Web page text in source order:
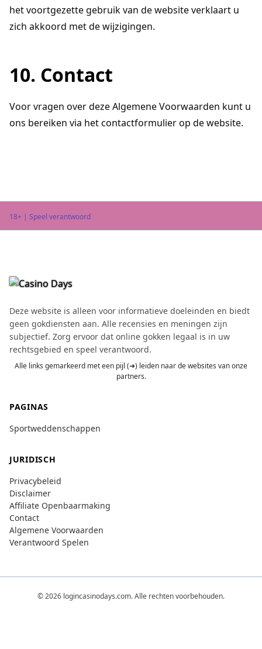
het voortgezette gebruik van de website verklaart u
zich akkoord met de wijzigingen.
10. Contact
Voor vragen over deze Algemene Voorwaarden kunt u
ons bereiken via het contactformulier op de website.
18+ | Speel verantwoord
Deze website is alleen voor informatieve doeleinden en biedt
geen gokdiensten aan. Alle recensies en meningen zijn
subjectief. Zorg ervoor dat online gokken legaal is in uw
rechtsgebied en speel verantwoord.
Alle links gemarkeerd met een pijl (➜) leiden naar de websites van onze
partners.
PAGINAS
Sportweddenschappen
JURIDISCH
Privacybeleid
Disclaimer
Affiliate Openbaarmaking
Contact
Algemene Voorwaarden
Verantwoord Spelen
© 2026 logincasinodays.com. Alle rechten voorbehouden.